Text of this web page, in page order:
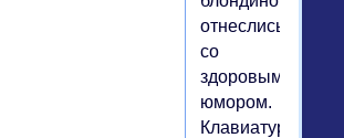
отнеслись
со
здоровым
юмором.
Клавиатура